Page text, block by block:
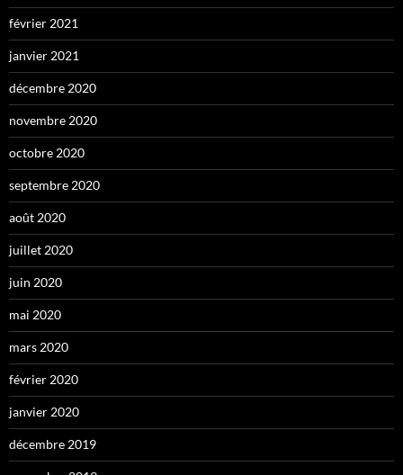
février 2021
janvier 2021
décembre 2020
novembre 2020
octobre 2020
septembre 2020
août 2020
juillet 2020
juin 2020
mai 2020
mars 2020
février 2020
janvier 2020
décembre 2019